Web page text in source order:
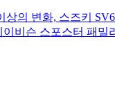
상의 변화, 스즈키
이비슨 스포스터 패밀